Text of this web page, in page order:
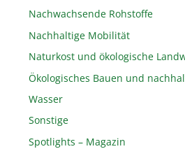
Nachwachsende Rohstoffe
Nachhaltige Mobilität
Naturkost und ökologische
Ökologisches Bauen und
Wasser
Sonstige
Spotlights – Magazin